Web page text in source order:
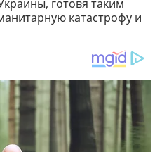
готовя таким
катастрофу и